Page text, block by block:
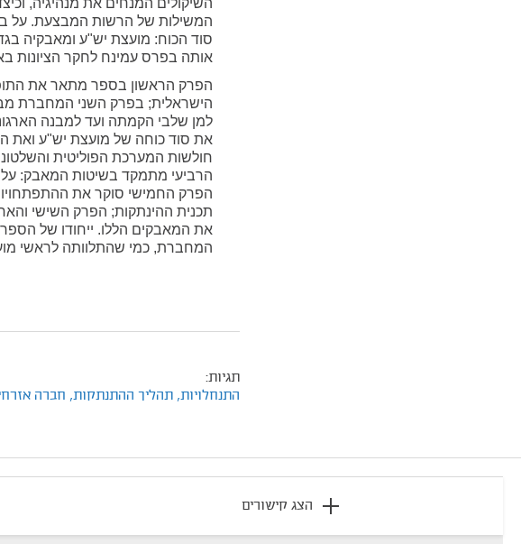
השיקולים המנחים את מנהיגיה,
המשילות של הרשות המבצעת. על
סוד הכוח: מועצת יש"ע ומאבקיה
אותה בפרס עמינח לחקר הציונות
הפרק הראשון בספר מתאר את
הישראלית; בפרק השני המחברת
למן שלבי הקמתה ועד למבנה
את סוד כוחה של מועצת יש"ע ואת
חולשות המערכת הפוליטית
הרביעי מתמקד בשיטות המאבק: על
הפרק החמישי סוקר את
תכנית ההינתקות; הפרק השישי
את המאבקים הללו. ייחודו של
המחברת, כמי שהתלוותה לראשי
תגיות:
התנחלויות, תהליך ההתנתקות, חברה
footer
הצג קישורים